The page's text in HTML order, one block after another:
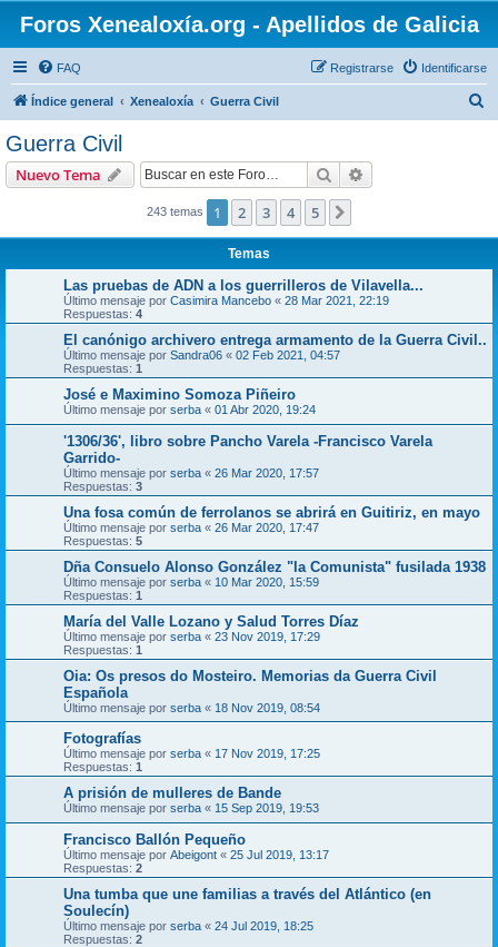
Foros Xenealoxía.org - Apellidos de Galicia
FAQ Identificarse
Registrarse
Índice general Xenealoxía Guerra Civil
Guerra Civil
Nuevo Tema Buscar
243 temas 1 2 3 4 5
Temas
Las pruebas de ADN a los guerrilleros de Vilavella...
Último mensaje por Casimira Mancebo « 28 Mar 2021, 22:19
Respuestas: 4
El canónigo archivero entrega armamento de la Guerra Civil..
Último mensaje por Sandra06 « 02 Feb 2021, 04:57
Respuestas: 1
José e Maximino Somoza Piñeiro
Último mensaje por serba « 01 Abr 2020, 19:24
'1306/36', libro sobre Pancho Varela -Francisco Varela
Garrido-
Último mensaje por serba « 26 Mar 2020, 17:57
Respuestas: 3
Una fosa común de ferrolanos se abrirá en Guitiriz, en mayo
Último mensaje por serba « 26 Mar 2020, 17:47
Respuestas: 5
Dña Consuelo Alonso González "la Comunista" fusilada 1938
Último mensaje por serba « 10 Mar 2020, 15:59
Respuestas: 1
María del Valle Lozano y Salud Torres Díaz
Último mensaje por serba « 23 Nov 2019, 17:29
Respuestas: 1
Oia: Os presos do Mosteiro. Memorias da Guerra Civil
Española
Último mensaje por serba « 18 Nov 2019, 08:54
Fotografías
Último mensaje por serba « 17 Nov 2019, 17:25
Respuestas: 1
A prisión de mulleres de Bande
Último mensaje por serba « 15 Sep 2019, 19:53
Francisco Ballón Pequeño
Último mensaje por Abeigont « 25 Jul 2019, 13:17
Respuestas: 2
Una tumba que une familias a través del Atlántico (en
Soulecín)
Último mensaje por serba « 24 Jul 2019, 18:25
Respuestas: 2